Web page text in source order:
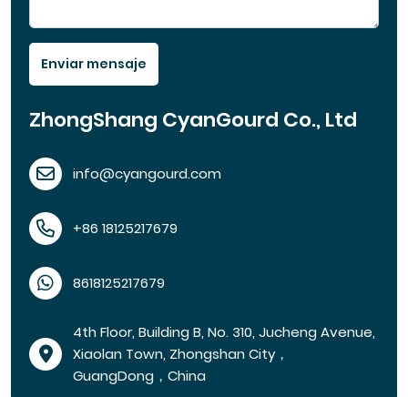
Enviar mensaje
ZhongShang CyanGourd Co., Ltd
info@cyangourd.com
+86 18125217679
8618125217679
4th Floor, Building B, No. 310, Jucheng Avenue,
Xiaolan Town, Zhongshan City，
GuangDong，China